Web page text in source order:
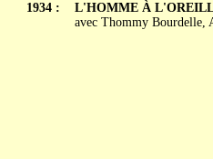
1934 :
L'HOMME À
avec Thommy Bourdelle,